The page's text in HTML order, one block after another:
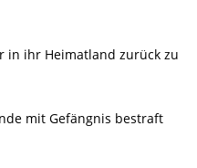
in ihr Heimatland zurück zu
mit Gefängnis bestraft